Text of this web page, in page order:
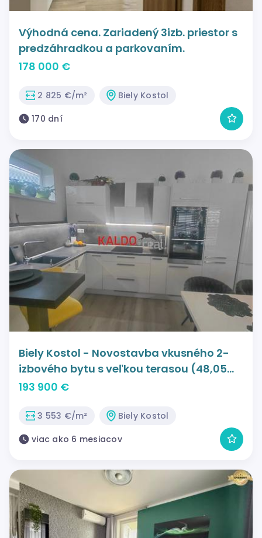
Výhodná cena. Zariadený 3izb. priestor s
predzáhradkou a parkovaním.
178 000 €
2 825 €/m²
Biely Kostol
170 dní
Biely Kostol - Novostavba vkusného 2-
izbového bytu s veľkou terasou (48,05
m2) a dvomi parkovacími miestami !!
193 900 €
3 553 €/m²
Biely Kostol
viac ako 6 mesiacov